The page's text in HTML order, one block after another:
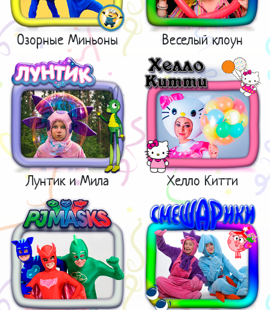
Озорные Миньоны Веселый клоун
Лунтик и Мила Хелло Китти